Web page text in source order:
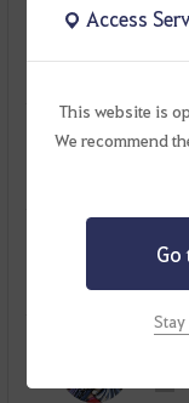
Access
This website is
We recommend
Go
애스
닝스